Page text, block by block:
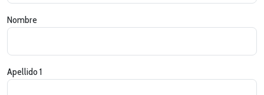
Nombre
Apellido 1